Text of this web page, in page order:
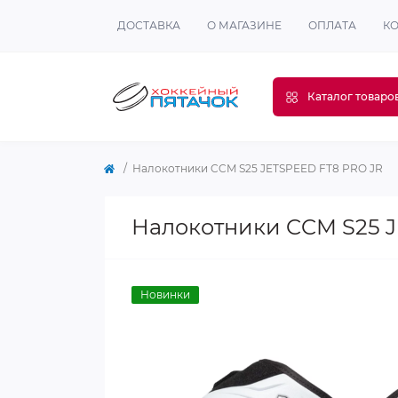
ДОСТАВКА О МАГАЗИНЕ ОПЛАТА
Каталог
Налокотники CCM S25 JETSPEED FT8 PRO JR
Налокотники CCM S25
Новинки